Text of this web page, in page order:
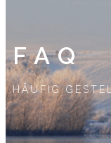
FAQ
HÄUFIG